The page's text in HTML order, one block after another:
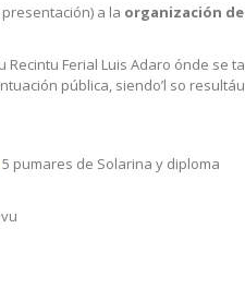
a la organización de
Ferial Luis Adaro ónde se ta
pública, siendo’l so resultáu
5 pumares de Solarina y diploma